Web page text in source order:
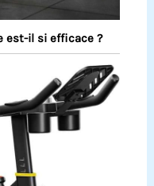
est-il si efficace ?